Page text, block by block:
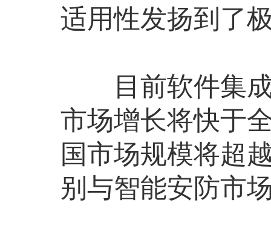
适用性发扬到了
目前软件集成
市场增长将快于
国市场规模将超
别与智能安防市